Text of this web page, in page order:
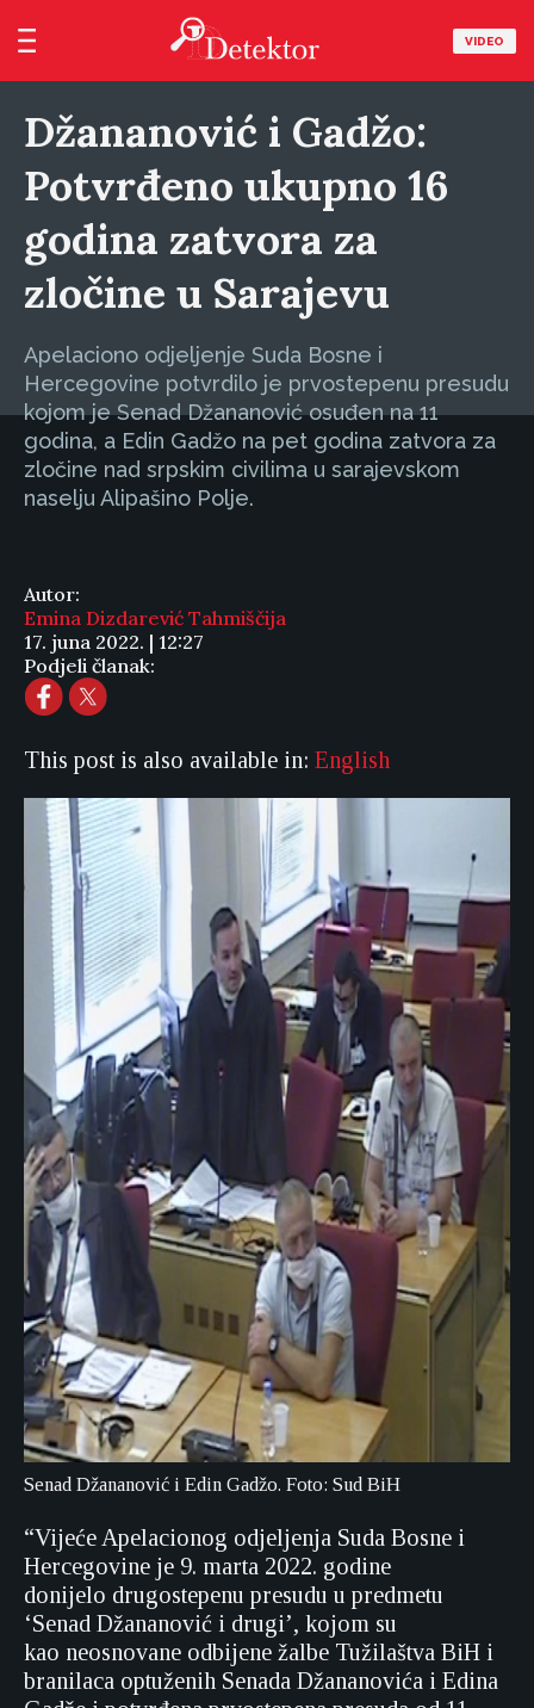
VIDEO
Džananović i Gadžo:
Potvrđeno ukupno 16
godina zatvora za
zločine u Sarajevu
Apelaciono odjeljenje Suda Bosne i
Hercegovine potvrdilo je prvostepenu presudu
kojom je Senad Džananović osuđen na 11
godina, a Edin Gadžo na pet godina zatvora za
zločine nad srpskim civilima u sarajevskom
naselju Alipašino Polje.
Autor:
Emina Dizdarević Tahmiščija
17. juna 2022. | 12:27
Podjeli članak:
This post is also available in: English
Senad Džananović i Edin Gadžo. Foto: Sud BiH
“Vijeće Apelacionog odjeljenja Suda Bosne i
Hercegovine je 9. marta 2022. godine
donijelo drugostepenu presudu u predmetu
‘Senad Džananović i drugi’, kojom su
kao neosnovane odbijene žalbe Tužilaštva BiH i
branilaca optuženih Senada Džananovića i Edina